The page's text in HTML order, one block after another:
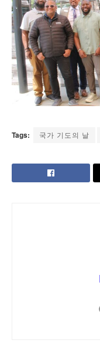
Tags: 국가 기도의 날